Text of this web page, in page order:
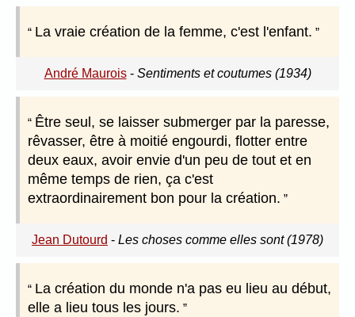
La vraie création de la femme, c'est l'enfant.
André Maurois- Sentiments et coutumes (1934)
Être seul, se laisser submerger par la paresse,
rêvasser, être à moitié engourdi, flotter entre
deux eaux, avoir envie d'un peu de tout et en
même temps de rien, ça c'est
extraordinairement bon pour la création.
Jean Dutourd - Les choses comme elles sont (1978)
La création du monde n'a pas eu lieu au début,
elle a lieu tous les jours.